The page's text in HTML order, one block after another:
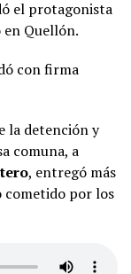
el protagonista
Quellón.
con firma
la detención y
comuna, a
, entregó más
cometido por los